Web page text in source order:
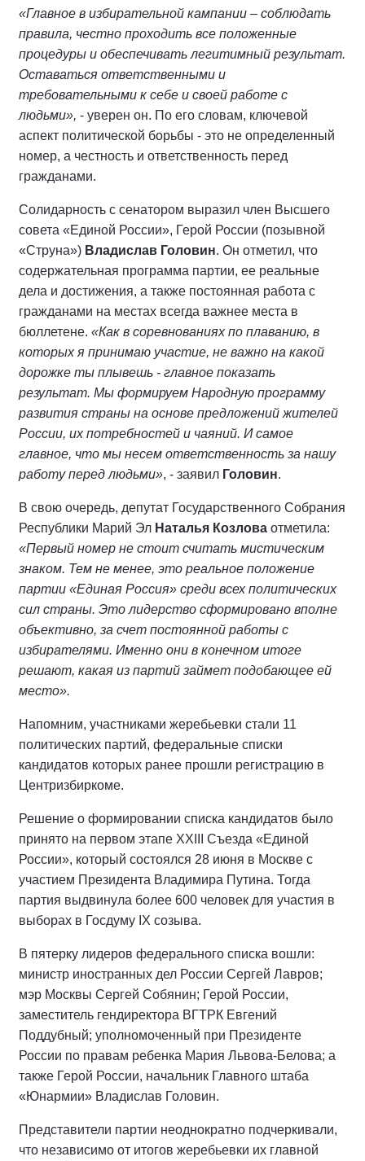
«Главное в избирательной кампании – соблюдать
правила, честно проходить все положенные
процедуры и обеспечивать легитимный результат.
Оставаться ответственными и
требовательными к себе и своей работе с
людьми», - уверен он. По его словам, ключевой
аспект политической борьбы - это не определенный
номер, а честность и ответственность перед
гражданами.
Солидарность с сенатором выразил член Высшего
совета «Единой России», Герой России (позывной
«Струна») Владислав Головин. Он отметил, что
содержательная программа партии, ее реальные
дела и достижения, а также постоянная работа с
гражданами на местах всегда важнее места в
бюллетене. «Как в соревнованиях по плаванию, в
которых я принимаю участие, не важно на какой
дорожке ты плывешь - главное показать
результат. Мы формируем Народную программу
развития страны на основе предложений жителей
России, их потребностей и чаяний. И самое
главное, что мы несем ответственность за нашу
работу перед людьми», - заявил Головин.
В свою очередь, депутат Государственного Собрания
Республики Марий Эл Наталья Козлова отметила:
«Первый номер не стоит считать мистическим
знаком. Тем не менее, это реальное положение
партии «Единая Россия» среди всех политических
сил страны. Это лидерство сформировано вполне
объективно, за счет постоянной работы с
избирателями. Именно они в конечном итоге
решают, какая из партий займет подобающее ей
место».
Напомним, участниками жеребьевки стали 11
политических партий, федеральные списки
кандидатов которых ранее прошли регистрацию в
Центризбиркоме.
Решение о формировании списка кандидатов было
принято на первом этапе XXIII Съезда «Единой
России», который состоялся 28 июня в Москве с
участием Президента Владимира Путина. Тогда
партия выдвинула более 600 человек для участия в
выборах в Госдуму IX созыва.
В пятерку лидеров федерального списка вошли:
министр иностранных дел России Сергей Лавров;
мэр Москвы Сергей Собянин; Герой России,
заместитель гендиректора ВГТРК Евгений
Поддубный; уполномоченный при Президенте
России по правам ребенка Мария Львова-Белова; а
также Герой России, начальник Главного штаба
«Юнармии» Владислав Головин.
Представители партии неоднократно подчеркивали,
что независимо от итогов жеребьевки их главной